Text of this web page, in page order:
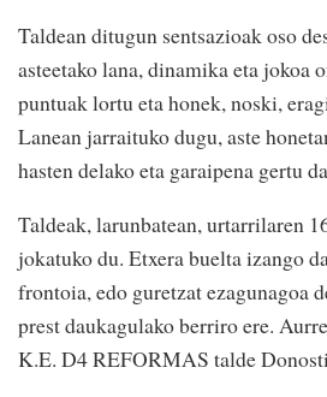
Taldean ditugun sentsazioak oso
asteetako lana, dinamika eta jokoa
puntuak lortu eta honek, noski,
Lanean jarraituko dugu, aste
hasten delako eta garaipena gertu
Taldeak, larunbatean, urtarrilaren
jokatuko du. Etxera buelta izango
frontoia, edo guretzat ezagunagoa
prest daukagulako berriro ere.
K.E. D4 REFORMAS talde